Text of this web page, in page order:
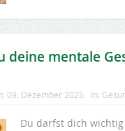
deine mentale
09. Dezember 2025 In:
Du darfst dich